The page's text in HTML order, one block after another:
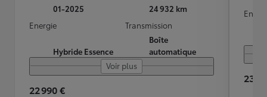
01-2025
24 932 km
Energie
Hybride Essence
Transmission
Boîte
automatique
Voir plus
22 990 €
23